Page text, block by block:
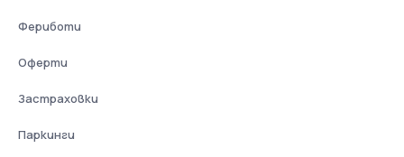
Фериботи
Оферти
Застраховки
Паркинги